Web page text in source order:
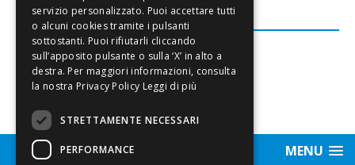
FACEBOOK
MENU
Leggi di più
STRETTAMENTE NECESSARI
PERFORMANCE